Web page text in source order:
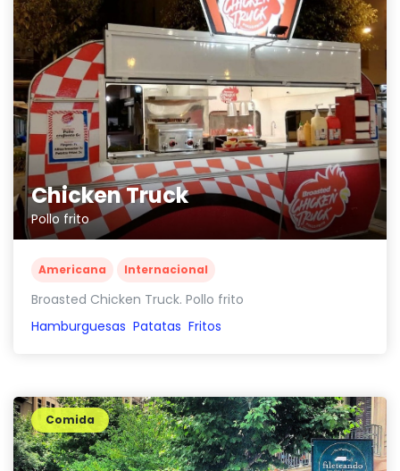
Chicken Truck
Pollo frito
Americana Internacional
Broasted Chicken Truck. Pollo frito
Hamburguesas Patatas Fritos
Comida